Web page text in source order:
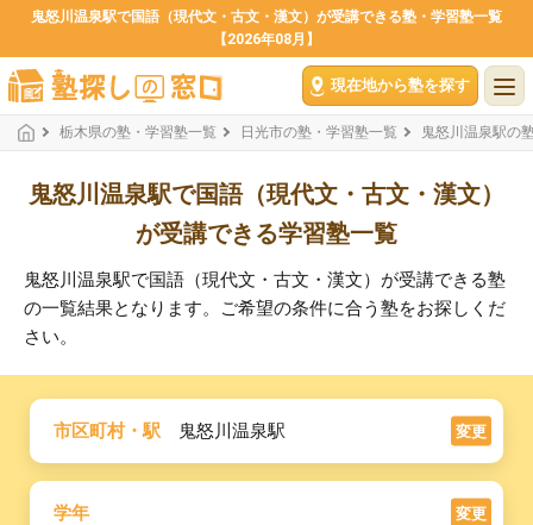
鬼怒川温泉駅で国語（現代文・古文・漢文）が受講できる塾・学習塾一覧
【2026年08月】
現在地から塾を探す
栃木県の塾・学習塾一覧 日光市の塾・学習塾一覧 鬼怒川温泉駅の
鬼怒川温泉駅で国語（現代文・古文・漢文）
が受講できる学習塾一覧
鬼怒川温泉駅で国語（現代文・古文・漢文）が受講できる塾
の一覧結果となります。ご希望の条件に合う塾をお探しくだ
さい。
市区町村・駅 鬼怒川温泉駅 変更
学年 変更